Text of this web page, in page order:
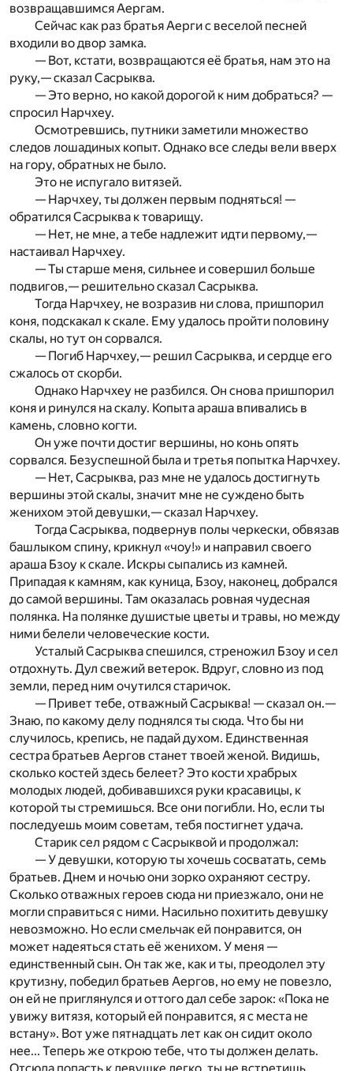
возвращавшимся Аергам.
Сейчас как раз братья Аерги с веселой песней
входили во двор замка.
— Вот, кстати, возвращаются её братья, нам это на
руку,— сказал Сасрыква.
— Это верно, но какой дорогой к ним добраться? —
спросил Нарчхеу.
Осмотревшись, путники заметили множество
следов лошадиных копыт. Однако все следы вели вверх
на гору, обратных не было.
Это не испугало витязей.
— Нарчхеу, ты должен первым подняться! —
обратился Сасрыква к товарищу.
— Нет, не мне, а тебе надлежит идти первому,—
настаивал Нарчхеу.
— Ты старше меня, сильнее и совершил больше
подвигов,— решительно сказал Сасрыква.
Тогда Нарчхеу, не возразив ни слова, пришпорил
коня, подскакал к скале. Ему удалось пройти половину
скалы, но тут он сорвался.
— Погиб Нарчхеу,— решил Сасрыква, и сердце его
сжалось от скорби.
Однако Нарчхеу не разбился. Он снова пришпорил
коня и ринулся на скалу. Копыта араша впивались в
камень, словно когти.
Он уже почти достиг вершины, но конь опять
сорвался. Безуспешной была и третья попытка Нарчхеу.
— Нет, Сасрыква, раз мне не удалось достигнуть
вершины этой скалы, значит мне не суждено быть
женихом этой девушки,— сказал Нарчхеу.
Тогда Сасрыква, подвернув полы черкески, обвязав
башлыком спину, крикнул «чоу!» и направил своего
араша Бзоу к скале. Искры сыпались из камней.
Припадая к камням, как куница, Бзоу, наконец, добрался
до самой вершины. Там оказалась ровная чудесная
полянка. На полянке душистые цветы и травы, но между
ними белели человеческие кости.
Усталый Сасрыква спешился, стреножил Бзоу и сел
отдохнуть. Дул свежий ветерок. Вдруг, словно из под
земли, перед ним очутился старичок.
— Привет тебе, отважный Сасрыква! — сказал он.—
Знаю, по какому делу поднялся ты сюда. Что бы ни
случилось, крепись, не падай духом. Единственная
сестра братьев Аергов станет твоей женой. Видишь,
сколько костей здесь белеет? Это кости храбрых
молодых людей, добивавшихся руки красавицы, к
которой ты стремишься. Все они погибли. Но, если ты
последуешь моим советам, тебя постигнет удача.
Старик сел рядом с Сасрыквой и продолжал:
— У девушки, которую ты хочешь сосватать, семь
братьев. Днем и ночью они зорко охраняют сестру.
Сколько отважных героев сюда ни приезжало, они не
могли справиться с ними. Насильно похитить девушку
невозможно. Но если смельчак ей понравится, он
может надеяться стать её женихом. У меня —
единственный сын. Он так же, как и ты, преодолел эту
крутизну, победил братьев Аергов, но ему не повезло,
он ей не приглянулся и оттого дал себе зарок: «Пока не
увижу витязя, который ей понравится, я с места не
встану». Вот уже пятнадцать лет как он сидит около
нее... Теперь же открою тебе, что ты должен делать.